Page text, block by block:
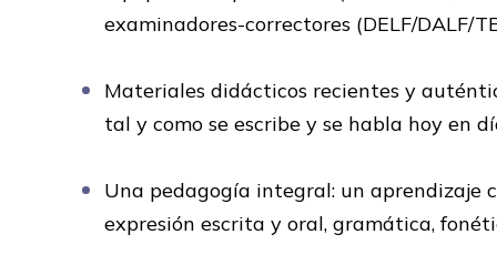
examinadores-correctores (DELF/DALF/
Materiales didácticos recientes y
tal y como se escribe y se habla hoy en
Una pedagogía integral: un aprendizaje
expresión escrita y oral, gramática,